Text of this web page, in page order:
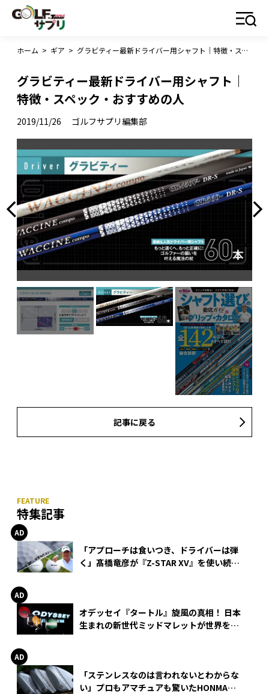
ホーム > ギア > グラビティー最新ドライバー用シャフト｜特徴・スペック・おすすめの人
グラビティー最新ドライバー用シャフト｜
特徴・スペック・おすすめの人
2019/11/26 ゴルフサプリ編集部
記事に戻る
特集記事
「アプローチは食いつき、ドライバーは弾
く」髙橋竜彦が『Z-STAR XV』を使い続け
オデッセイ『タートル』旋風の真相！ 日本
生まれの新世代ミッドマレットが世界を席
「ステンレスなのは言われないとわからな
い」プロもアマチュアも驚いたHONMA